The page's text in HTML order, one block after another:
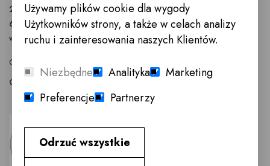
22 855 40 97
601 777 299
warszawa@innemeble.pl
GODZINY OTWARCIA : Poniedziałek -Sobota 10.00 - 18.00
Odwiedź salon meblowy Warszawa →
Używamy plików cookie dla wygody
Użytkowników strony, a także w celach analizy
ruchu i zainteresowania naszych Klientów.
Niezbędne Analityka
Marketing
Preferencje
Partnerzy
Odrzuć wszystkie